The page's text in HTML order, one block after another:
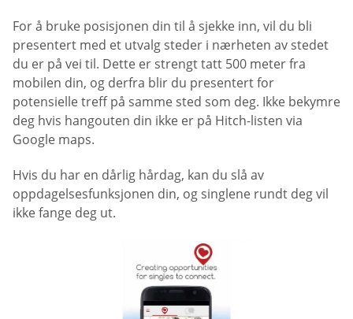
For å bruke posisjonen din til å sjekke inn, vil du bli
presentert med et utvalg steder i nærheten av stedet
du er på vei til. Dette er strengt tatt 500 meter fra
mobilen din, og derfra blir du presentert for
potensielle treff på samme sted som deg. Ikke bekymre
deg hvis hangouten din ikke er på Hitch-listen via
Google maps.
Hvis du har en dårlig hårdag, kan du slå av
oppdagelsesfunksjonen din, og singlene rundt deg vil
ikke fange deg ut.